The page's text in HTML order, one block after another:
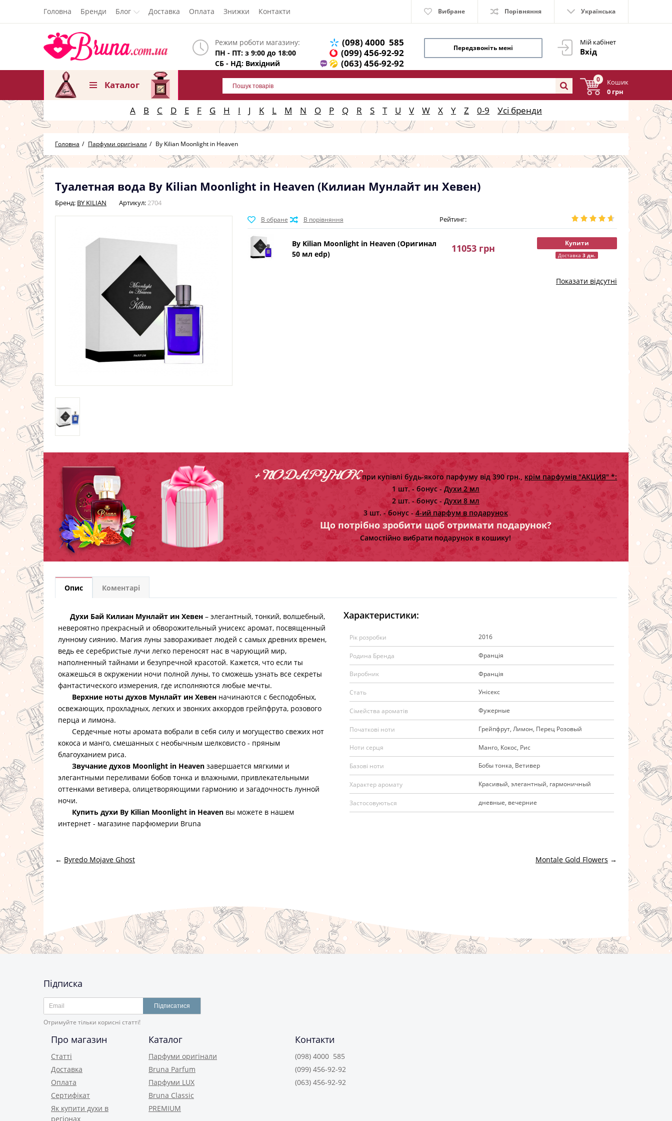
Головна Бренди Блог Доставка Оплата Знижки Контакти Вибране Порівняння Українська
Мій кабінет
Вхід
Режим роботи магазину:
ПН - ПТ: з 9:00 до 18:00
СБ - НД: Вихідний
(098) 4000 585
(099) 456-92-92
(063) 456-92-92
Передзвоніть мені
0
Кошик
0 грн
Каталог
A B C D E F G H I J K L M N O P Q R S T U V W X Y Z 0-9 Усі бренди
Головна Парфуми оригінали By Kilian Moonlight in Heaven
Туалетная вода By Kilian Moonlight in Heaven (Килиан Мунлайт ин Хевен)
Бренд: BY KILIAN Артикул:2704
Рейтинг:
By Kilian Moonlight in Heaven (Оригинал
50 мл edp)
11053 грн Купити
Доставка3 дн.
Показати відсутні
+ ПОДАРУНОКпри купівлі будь-якого парфуму від 390 грн., крім парфумів "АКЦИЯ" *:
1 шт. - бонус - Духи 2 мл
2 шт. - бонус - Духи 8 мл
3 шт. - бонус - 4-ий парфум в подарунок
Що потрібно зробити щоб отримати подарунок?
Самостійно вибрати подарунок в кошику!
Опис Коментарі
Духи Бай Килиан Мунлайт ин Хевен – элегантный, тонкий, волшебный,
невероятно прекрасный и обворожительный унисекс аромат, посвященный
лунному сиянию. Магия луны завораживает людей с самых древних времен,
ведь ее серебристые лучи легко переносят нас в чарующий мир,
наполненный тайнами и безупречной красотой. Кажется, что если ты
окажешься в окружении ночи полной луны, то сможешь узнать все секреты
фантастического измерения, где исполняются любые мечты.
Верхние ноты духов Мунлайт ин Хевен начинаются с бесподобных,
освежающих, прохладных, легких и звонких аккордов грейпфрута, розового
перца и лимона.
Сердечные ноты аромата вобрали в себя силу и могущество свежих нот
кокоса и манго, смешанных с необычным шелковисто - пряным
благоуханием риса.
Звучание духов Moonlight in Heaven завершается мягкими и
элегантными переливами бобов тонка и влажными, привлекательными
оттенками ветивера, олицетворяющими гармонию и загадочность лунной
ночи.
Купить духи By Kilian Moonlight in Heaven вы можете в нашем
интернет - магазине парфюмерии Bruna
Характеристики:
Рік розробки 2016
Родина Бренда Франція
Виробник Франція
Стать Унісекс
Сімейства ароматів Фужерные
Початкові ноти Грейпфрут, Лимон, Перец Розовый
Ноти серця Манго, Кокос, Рис
Базові ноти Бобы тонка, Ветивер
Характер аромату Красивый, элегантный, гармоничный
Застосовуються дневные, вечерние
← Byredo Mojave Ghost Montale Gold Flowers →
Підписка
Підписатися
Отримуйте тільки корисні статті!
Про магазин
Статті
Доставка
Оплата
Сертифікат
Як купити духи в
регіонах
Каталог
Парфуми оригінали
Bruna Parfum
Парфуми LUX
Bruna Classic
PREMIUM
Контакти
(098) 4000 585
(099) 456-92-92
(063) 456-92-92